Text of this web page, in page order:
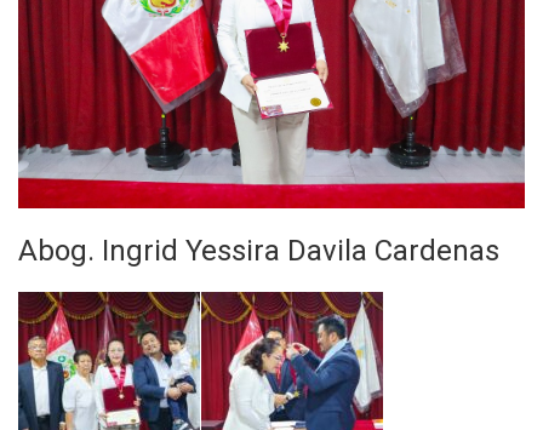
Abog. Ingrid Yessira Davila Cardenas